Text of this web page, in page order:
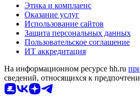
Этика и комплаенс
Оказание услуг
Использование сайтов
Защита персональных данных
Пользовательское соглашение
ИТ аккредитация
На информационном ресурсе hh.ru
сведений, относящихся к